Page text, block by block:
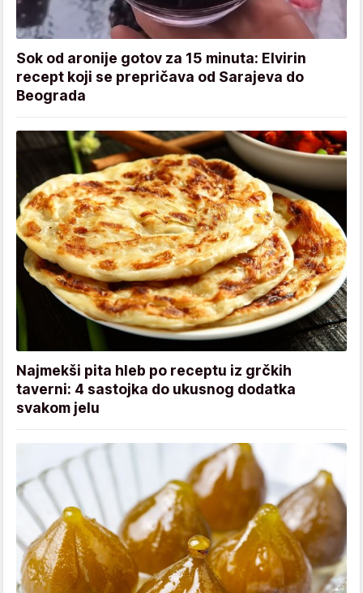
Sok od aronije gotov za 15 minuta: Elvirin
recept koji se prepričava od Sarajeva do
Beograda
Najmekši pita hleb po receptu iz grčkih
taverni: 4 sastojka do ukusnog dodatka
svakom jelu